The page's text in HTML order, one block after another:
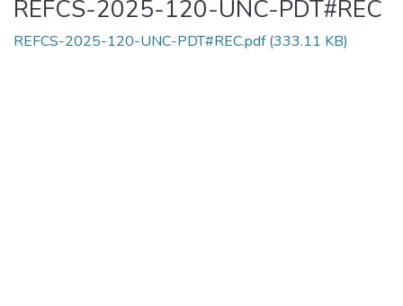
REFCS-2025-120-UNC-PDT#REC
REFCS-2025-120-UNC-PDT#REC.pdf(333.11 KB)